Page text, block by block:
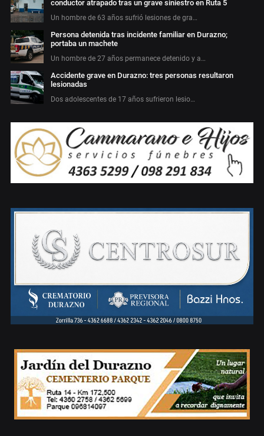
conductor atrapado tras un grave siniestro en Ruta 5
Un hombre de 63 años sufrió lesiones de gra…
Persona detenida tras incidente familiar en Durazno;
portaba un machete
Un hombre de 27 años permanece detenido y a…
Accidente grave en Durazno: tres personas resultaron
lesionadas
Dos adolescentes de 17 años sufrieron lesio…